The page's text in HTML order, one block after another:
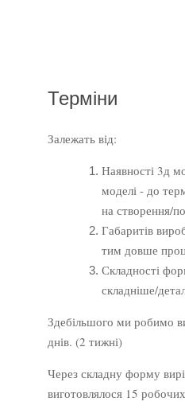
Терміни
Залежать від:
Наявності 3д
моделі - до
на створення/
Габаритів
тим довше
Складності
складніше/
Здебільшого ми робимо
днів. (2 тижні)
Через складну форму
виготовлялося 15